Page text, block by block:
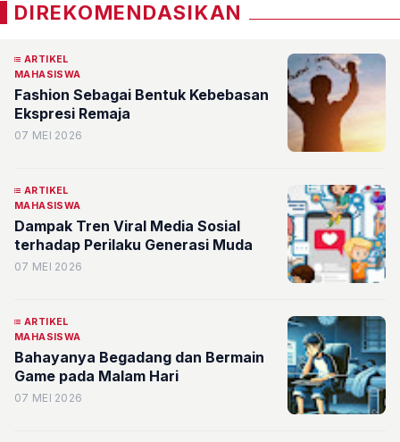
DIREKOMENDASIKAN
ARTIKEL
MAHASISWA
Fashion Sebagai Bentuk Kebebasan
Ekspresi Remaja
07 MEI 2026
ARTIKEL
MAHASISWA
Dampak Tren Viral Media Sosial
terhadap Perilaku Generasi Muda
07 MEI 2026
ARTIKEL
MAHASISWA
Bahayanya Begadang dan Bermain
Game pada Malam Hari
07 MEI 2026